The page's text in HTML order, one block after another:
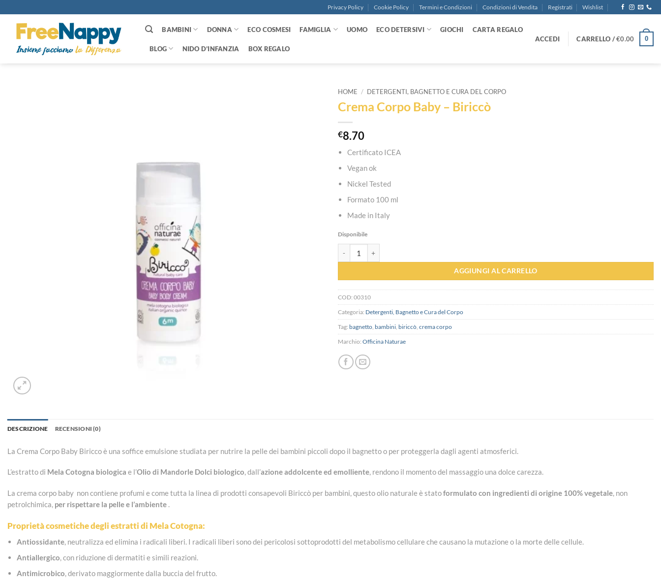
ai
contenuti
Privacy Policy Cookie Policy Termini e Condizioni Condizioni di Vendita Registrati Wishlist
BAMBINI DONNA ECO COSMESI FAMIGLIA UOMO ECO DETERSIVI GIOCHI CARTA REGALO
BLOG NIDO D’INFANZIA BOX REGALO
ACCEDI CARRELLO /€0.00 0
HOME / DETERGENTI, BAGNETTO E CURA DEL CORPO
Crema Corpo Baby – Biriccò
€8.70
Certificato ICEA
Vegan ok
Nickel Tested
Formato 100 ml
Made in Italy
Disponibile
AGGIUNGI AL CARRELLO
COD: 00310
Categoria: Detergenti, Bagnetto e Cura del Corpo
Tag: bagnetto bambini biriccò crema corpo
Marchio: Officina Naturae
DESCRIZIONE RECENSIONI (0)
La Crema Corpo Baby Biricco è una soffice emulsione studiata per nutrire la pelle dei bambini piccoli dopo il bagnetto o per proteggerla dagli agenti atmosferici.
L’estratto di Mela Cotogna biologica e l’Olio di Mandorle Dolci biologico, dall’azione addolcente ed emolliente, rendono il momento del massaggio una dolce carezza.
La crema corpo baby non contiene profumi e come tutta la linea di prodotti consapevoli Biriccò per bambini, questo olio naturale è statoformulato con ingredienti di origine 100% vegetale , non
petrolchimica, per rispettare la pelle e l’ambiente
Proprietà cosmetiche degli estratti di Mela Cotogna:
Antiossidante, neutralizza ed elimina i radicali liberi. I radicali liberi sono dei pericolosi sottoprodotti del metabolismo cellulare che causano la mutazione o la morte delle cellule.
Antiallergico, con riduzione di dermatiti e simili reazioni.
Antimicrobico, derivato maggiormente dalla buccia del frutto.